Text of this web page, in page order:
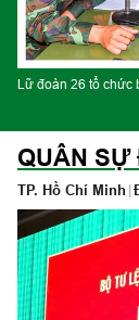
Lá chắn thép biên
QUÂN
TP. Hồ Chí Minh |